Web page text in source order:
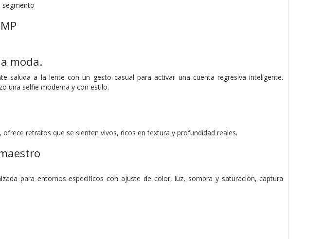
segmento
moda.
saluda a la lente con un gesto casual para activar una cuenta regresiva inteligente.
una selfie moderna y con estilo.
retratos que se sienten vivos, ricos en textura y profundidad reales.
para entornos específicos con ajuste de color, luz, sombra y saturación, captura